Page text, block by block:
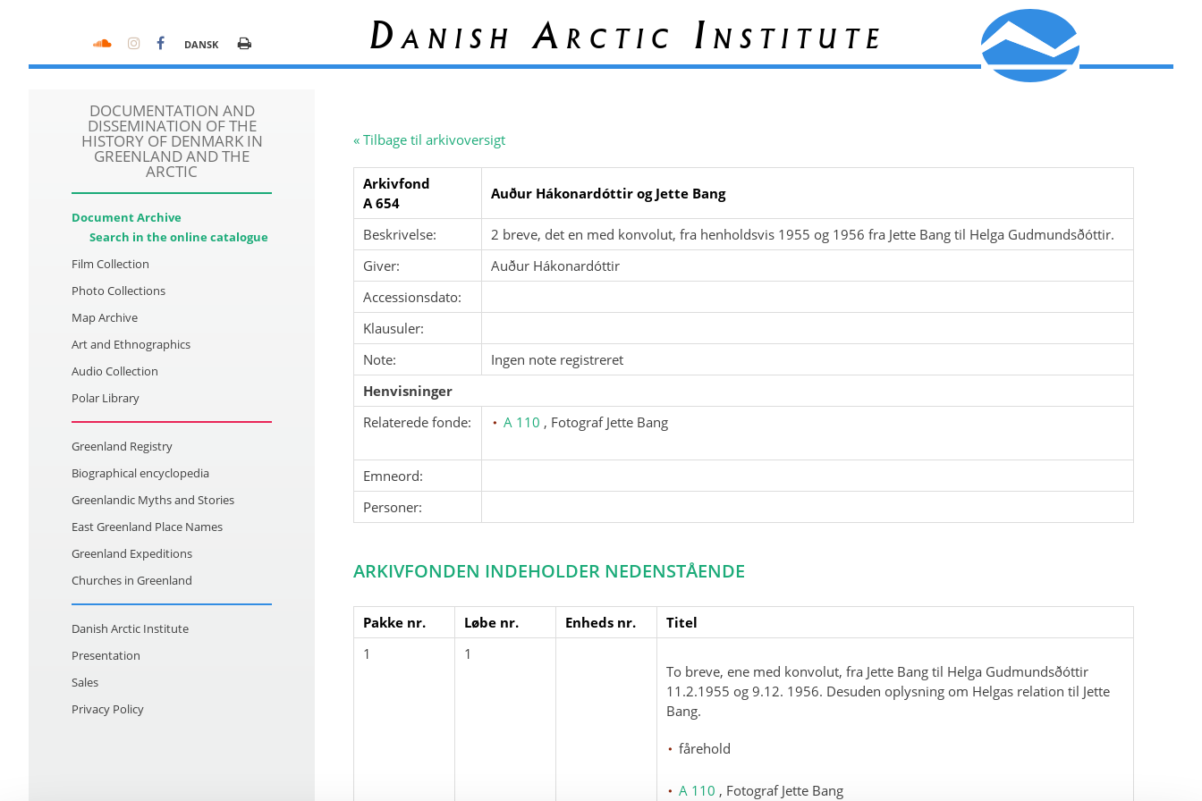
DANSK
DOCUMENTATION AND
DISSEMINATION OF THE
HISTORY OF DENMARK IN
GREENLAND AND THE
ARCTIC
Document Archive
Search in the online catalogue
Film Collection
Photo Collections
Map Archive
Art and Ethnographics
Audio Collection
Polar Library
Greenland Registry
Biographical encyclopedia
Greenlandic Myths and Stories
East Greenland Place Names
Greenland Expeditions
Churches in Greenland
Danish Arctic Institute
Presentation
Sales
Privacy Policy
Danish Arctic Institute
« Tilbage til arkivoversigt
Arkivfond
A 654
Auður Hákonardóttir og Jette Bang
Beskrivelse:
2 breve, det en med konvolut, fra henholdsvis 1955 og 1956 fra Jette Bang til Helga Gudmundsðóttir.
Giver:
Auður Hákonardóttir
Accessionsdato:
Klausuler:
Note:
Ingen note registreret
Henvisninger
Relaterede fonde:
A 110 , Fotograf Jette Bang
Emneord:
Personer:
ARKIVFONDEN INDEHOLDER NEDENSTÅENDE
Pakke nr. Løbe nr. Enheds nr.
Titel
1
1
To breve, ene med konvolut, fra Jette Bang til Helga Gudmundsðóttir
11.2.1955 og 9.12. 1956. Desuden oplysning om Helgas relation til Jette
Bang.
fårehold
A 110 , Fotograf Jette Bang